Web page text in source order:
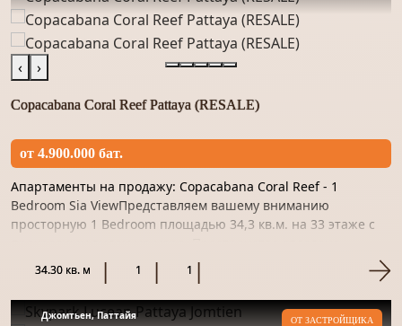
‹ ›
Copacabana Coral Reef Pattaya (RESALE)
от 4.900.000 бат.
Апартаменты на продажу: Copacabana Coral Reef - 1
Bedroom Sia ViewПредставляем вашему вниманию
просторную 1 Bedroom площадью 34,3 кв.м. на 33 этаже с
качественным материало...
34.30 кв. м 1 1
Джомтьен, Паттайя ОТ ЗАСТРОЙЩИКА